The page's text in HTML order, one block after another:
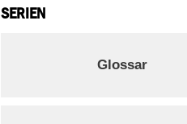
SERIEN
Glossar